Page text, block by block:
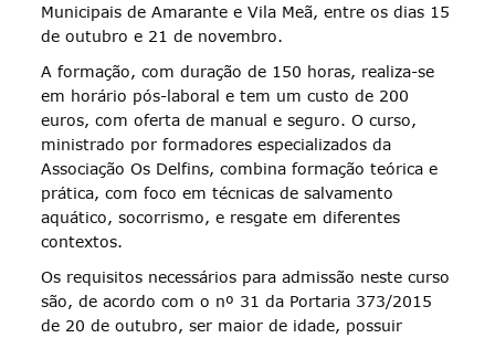
Municipais de Amarante e Vila Meã, entre os dias 15
de outubro e 21 de novembro.
A formação, com duração de 150 horas, realiza-se
em horário pós-laboral e tem um custo de 200
euros, com oferta de manual e seguro. O curso,
ministrado por formadores especializados da
Associação Os Delfins, combina formação teórica e
prática, com foco em técnicas de salvamento
aquático, socorrismo, e resgate em diferentes
contextos.
Os requisitos necessários para admissão neste curso
são, de acordo com o nº 31 da Portaria 373/2015
de 20 de outubro, ser maior de idade, possuir